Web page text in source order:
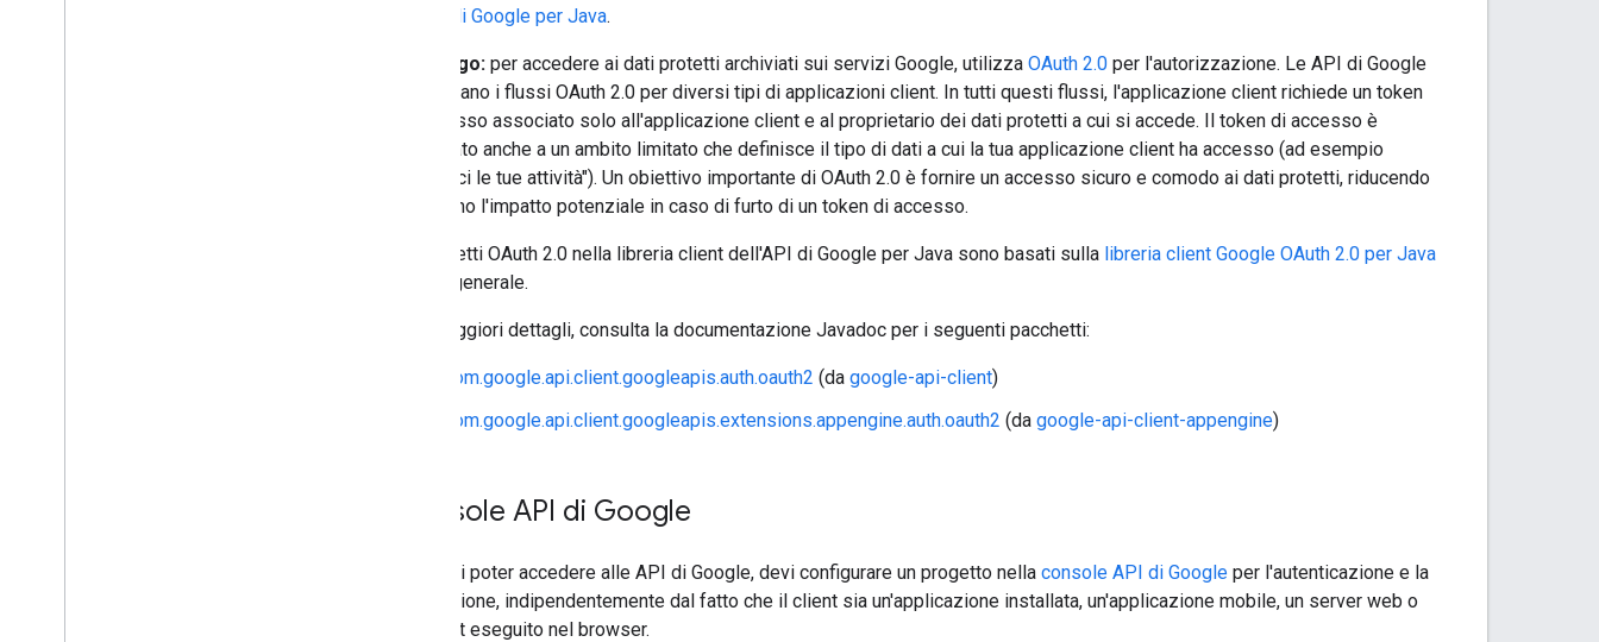
OAuth di Google per Java.
Riepilogo: per accedere ai dati protetti archiviati sui servizi Google, utilizza OAuth 2.0 per l'autorizzazione. Le API di Google
supportano i flussi OAuth 2.0 per diversi tipi di applicazioni client. In tutti questi flussi, l'applicazione client richiede un token
di accesso associato solo all'applicazione client e al proprietario dei dati protetti a cui si accede. Il token di accesso è
associato anche a un ambito limitato che definisce il tipo di dati a cui la tua applicazione client ha accesso (ad esempio
"Gestisci le tue attività"). Un obiettivo importante di OAuth 2.0 è fornire un accesso sicuro e comodo ai dati protetti, riducendo
al minimo l'impatto potenziale in caso di furto di un token di accesso.
I pacchetti OAuth 2.0 nella libreria client dell'API di Google per Java sono basati sulla libreria client Google OAuth 2.0 per Java
di uso generale.
Per maggiori dettagli, consulta la documentazione Javadoc per i seguenti pacchetti:
com.google.api.client.googleapis.auth.oauth2 (da google-api-client)
com.google.api.client.googleapis.extensions.appengine.auth.oauth2 (da google-api-client-appengine)
Console API di Google
Prima di poter accedere alle API di Google, devi configurare un progetto nella console API di Google per l'autenticazione e la
fatturazione, indipendentemente dal fatto che il client sia un'applicazione installata, un'applicazione mobile, un server web o
un client eseguito nel browser.